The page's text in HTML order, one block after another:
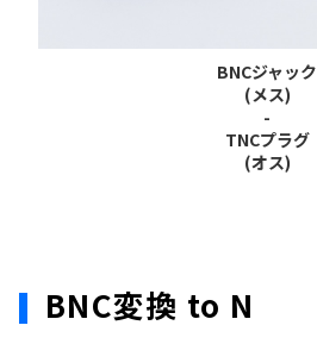
BNCジャック
(メス)
-
TNCプラグ
(オス)
BNC変換 to N